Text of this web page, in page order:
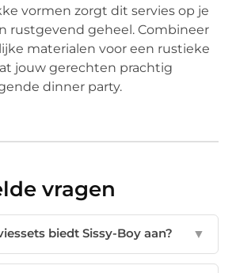
vormen zorgt dit servies op je
rustgevend geheel. Combineer
materialen voor een rustieke
jouw gerechten prachtig
dinner party.
vragen
biedt Sissy-Boy aan? ▼